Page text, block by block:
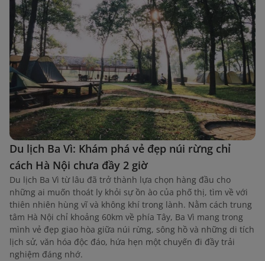
Du lịch Ba Vì: Khám phá vẻ đẹp núi rừng chỉ
cách Hà Nội chưa đầy 2 giờ
Du lịch Ba Vì từ lâu đã trở thành lựa chọn hàng đầu cho
những ai muốn thoát ly khỏi sự ồn ào của phố thị, tìm về với
thiên nhiên hùng vĩ và không khí trong lành. Nằm cách trung
tâm Hà Nội chỉ khoảng 60km về phía Tây, Ba Vì mang trong
mình vẻ đẹp giao hòa giữa núi rừng, sông hồ và những di tích
lịch sử, văn hóa độc đáo, hứa hẹn một chuyến đi đầy trải
nghiệm đáng nhớ.